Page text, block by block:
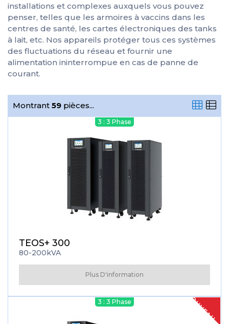
installations et complexes auxquels vous pouvez
penser, telles que les armoires à vaccins dans les
centres de santé, les cartes électroniques des tanks
à lait, etc. Nos appareils protéger tous ces systèmes
des fluctuations du réseau et fournir une
alimentation ininterrompue en cas de panne de
courant.
Montrant 59 pièces...
3 : 3 Phase
TEOS+ 300
80-200kVA
Plus D'information
NOUVEAU
3 : 3 Phase